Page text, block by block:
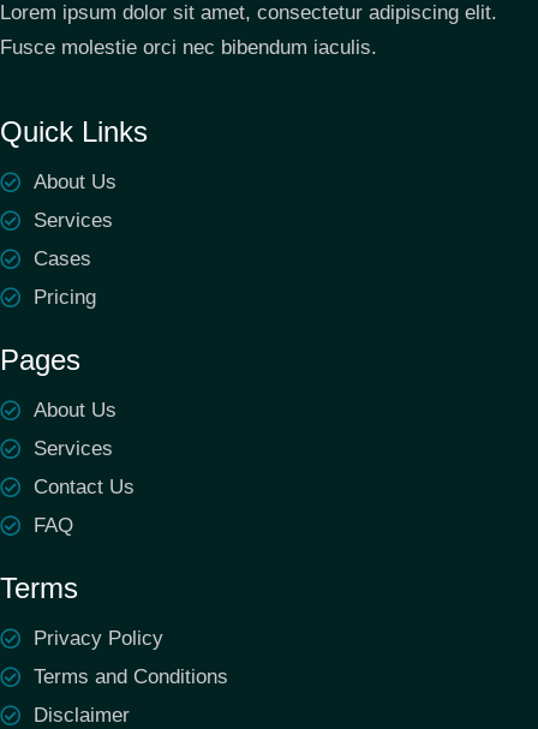
Lorem ipsum dolor sit amet, consectetur adipiscing elit.
Fusce molestie orci nec bibendum iaculis.
Quick Links
About Us
Services
Cases
Pricing
Pages
About Us
Services
Contact Us
FAQ
Terms
Privacy Policy
Terms and Conditions
Disclaimer